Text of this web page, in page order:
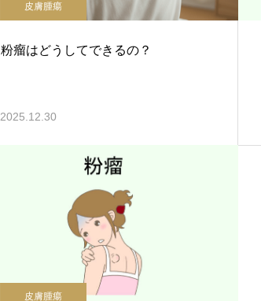
皮膚腫瘍
粉瘤はどうしてできるの？
2025.12.30
皮膚腫瘍